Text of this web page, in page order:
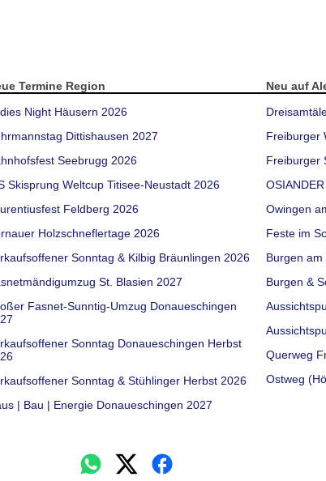
Termine Region
Night Häusern 2026
Dittishausen 2027
Seebrugg 2026
Skisprung Weltcup Titisee-Neustadt 2026
Feldberg 2026
Holzschneflertage 2026
Sonntag & Kilbig Bräunlingen 2026
St. Blasien 2027
Fasnet-Sunntig-Umzug Donaueschingen
Sonntag Donaueschingen Herbst
Sonntag & Stühlinger Herbst 2026
| Bau | Energie Donaueschingen 2027
Neu auf
Freiburger
Freiburger
Owingen
Feste im
Burgen
Burgen &
Querweg
Ostweg